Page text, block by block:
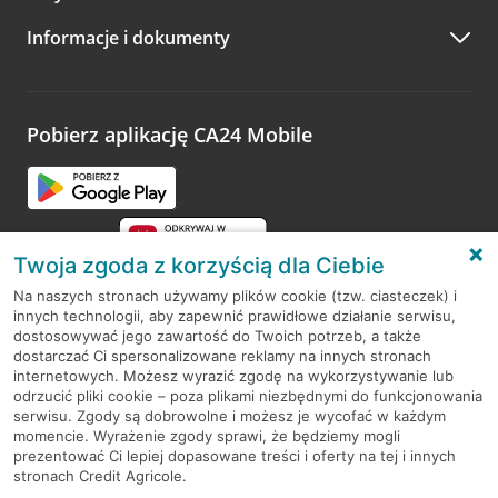
A po wizycie…
Zachęcamy do podzielenia się z nami opinią o wizycie.
opinie.
Informacje i dokumenty
Pobierz aplikację CA24 Mobile
RODO
Regulamin serwisu
Mapa serwisu
PolitykaCookies
Twoja zgoda z korzyścią dla Ciebie
Na naszych stronach używamy plików cookie (tzw. ciasteczek) i
innych technologii, aby zapewnić prawidłowe działanie serwisu,
dostosowywać jego zawartość do Twoich potrzeb, a także
dostarczać Ci spersonalizowane reklamy na innych stronach
internetowych. Możesz wyrazić zgodę na wykorzystywanie lub
odrzucić pliki cookie – poza plikami niezbędnymi do funkcjonowania
serwisu. Zgody są dobrowolne i możesz je wycofać w każdym
momencie. Wyrażenie zgody sprawi, że będziemy mogli
prezentować Ci lepiej dopasowane treści i oferty na tej i innych
stronach Credit Agricole.